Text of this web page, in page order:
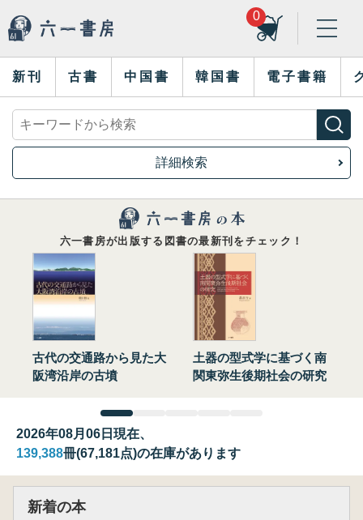
0
新刊 古書 中国書 韓国書 電子書籍
詳細検索
六一書房が出版する図書の最新刊をチェック！
古代の交通路から見た大
阪湾沿岸の古墳
土器の型式学に基づく南
関東弥生後期社会の研究
2026年08月06日現在、
139,388冊(67,181点)の在庫があります
新着の本